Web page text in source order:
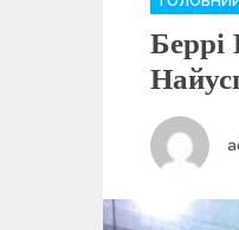
a
e
g
o
r
s
Беррі